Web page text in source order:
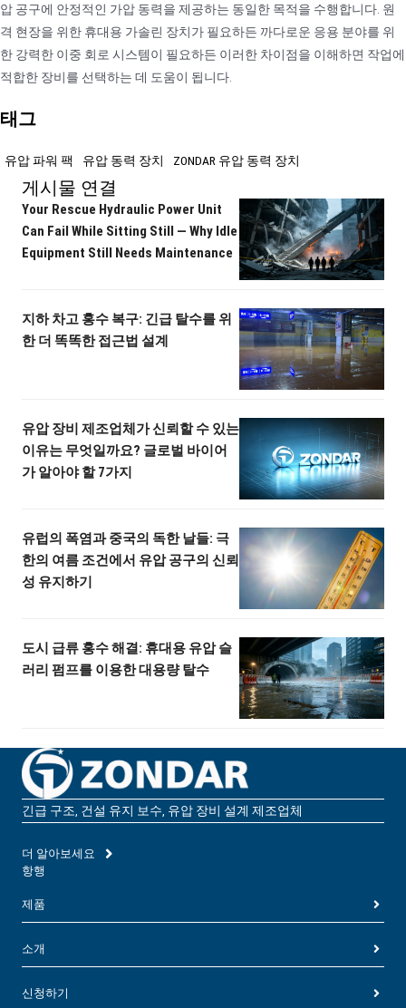
압 공구에 안정적인 가압 동력을 제공하는 동일한 목적을 수행합니다. 원
격 현장을 위한 휴대용 가솔린 장치가 필요하든 까다로운 응용 분야를 위
한 강력한 이중 회로 시스템이 필요하든 이러한 차이점을 이해하면 작업에
적합한 장비를 선택하는 데 도움이 됩니다.
태그
유압 파워 팩 유압 동력 장치 ZONDAR 유압 동력 장치
게시물 연결
Your Rescue Hydraulic Power Unit
Can Fail While Sitting Still — Why Idle
Equipment Still Needs Maintenance
지하 차고 홍수 복구: 긴급 탈수를 위
한 더 똑똑한 접근법 설계
유압 장비 제조업체가 신뢰할 수 있는
이유는 무엇일까요? 글로벌 바이어
가 알아야 할 7가지
유럽의 폭염과 중국의 독한 날들: 극
한의 여름 조건에서 유압 공구의 신뢰
성 유지하기
도시 급류 홍수 해결: 휴대용 유압 슬
러리 펌프를 이용한 대용량 탈수
긴급 구조, 건설 유지 보수, 유압 장비 설계 제조업체
더 알아보세요
항행
제품
소개
신청하기